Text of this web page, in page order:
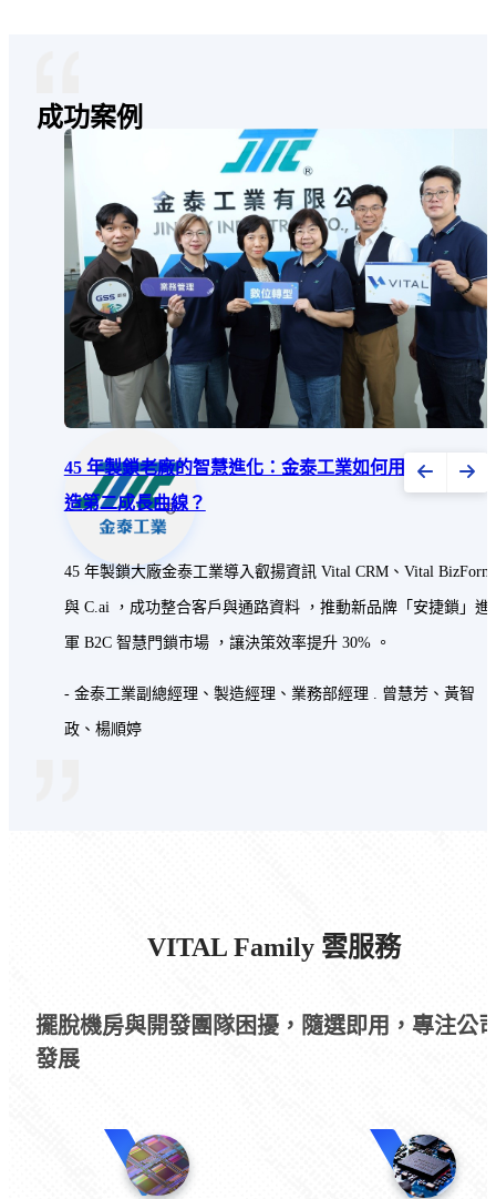
30%，大幅提升成交率
杜絕人員異動時的服務斷層
從客戶需求與購買產品了解目標客群與進階需求
AI 彙整過去客戶的需求提供產品建議
成功案例
45 年製鎖老廠的智慧進化：金泰工業如何用數位轉型打
造第二成長曲線？
45 年製鎖大廠金泰工業導入叡揚資訊 Vital CRM、Vital BizForm
與 C.ai ，成功整合客戶與通路資料 ，推動新品牌「安捷鎖」進
軍 B2C 智慧門鎖市場 ，讓決策效率提升 30% 。
- 金泰工業副總經理、製造經理、業務部經理 . 曾慧芳、黃智
政、楊順婷
VITAL Family 雲服務
擺脫機房與開發團隊困擾，隨選即用，專注公
發展